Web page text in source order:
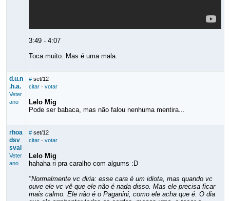
3:49 - 4:07
Toca muito. Mas é uma mala.
d.u.n
.h.a.
Veter
ano
# set/12
citar· votar
Lelo Mig
Pode ser babaca, mas não falou nenhuma mentira...
rhoa
dsv
svai
Veter
ano
# set/12
citar· votar
Lelo Mig
hahaha ri pra caralho com algums :D
"Normalmente vc diria: esse cara é um idiota, mas quando vc
ouve ele vc vê que ele não é nada disso. Mas ele precisa ficar
mais calmo. Ele não é o Paganini, como ele acha que é. O dia